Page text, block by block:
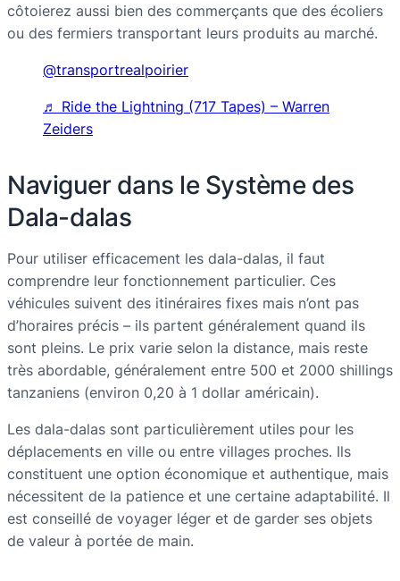
côtoierez aussi bien des commerçants que des écoliers
ou des fermiers transportant leurs produits au marché.
@transportrealpoirier
♬ Ride the Lightning (717 Tapes) – Warren
Zeiders
Naviguer dans le Système des
Dala-dalas
Pour utiliser efficacement les dala-dalas, il faut
comprendre leur fonctionnement particulier. Ces
véhicules suivent des itinéraires fixes mais n’ont pas
d’horaires précis – ils partent généralement quand ils
sont pleins. Le prix varie selon la distance, mais reste
très abordable, généralement entre 500 et 2000 shillings
tanzaniens (environ 0,20 à 1 dollar américain).
Les dala-dalas sont particulièrement utiles pour les
déplacements en ville ou entre villages proches. Ils
constituent une option économique et authentique, mais
nécessitent de la patience et une certaine adaptabilité. Il
est conseillé de voyager léger et de garder ses objets
de valeur à portée de main.